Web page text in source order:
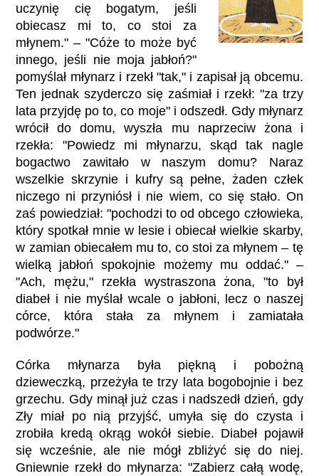
uczynię cię bogatym, jeśli
obiecasz mi to, co stoi za
młynem." – "Cóże to może być
innego, jeśli nie moja jabłoń?"
pomyślał młynarz i rzekł "tak," i zapisał ją obcemu.
Ten jednak szyderczo się zaśmiał i rzekł: "za trzy
lata przyjdę po to, co moje" i odszedł. Gdy młynarz
wrócił do domu, wyszła mu naprzeciw żona i
rzekła: "Powiedz mi młynarzu, skąd tak nagle
bogactwo zawitało w naszym domu? Naraz
wszelkie skrzynie i kufry są pełne, żaden człek
niczego ni przyniósł i nie wiem, co się stało. On
zaś powiedział: "pochodzi to od obcego człowieka,
który spotkał mnie w lesie i obiecał wielkie skarby,
w zamian obiecałem mu to, co stoi za młynem – tę
wielką jabłoń spokojnie możemy mu oddać." –
"Ach, mężu," rzekła wystraszona żona, "to był
diabeł i nie myślał wcale o jabłoni, lecz o naszej
córce, która stała za młynem i zamiatała
podwórze."
Córka młynarza była piękną i pobożną
dzieweczką, przeżyła te trzy lata bogobojnie i bez
grzechu. Gdy minął już czas i nadszedł dzień, gdy
Zły miał po nią przyjść, umyła się do czysta i
zrobiła kredą okrąg wokół siebie. Diabeł pojawił
się wcześnie, ale nie mógł zbliżyć się do niej.
Gniewnie rzekł do młynarza: "Zabierz całą wodę,